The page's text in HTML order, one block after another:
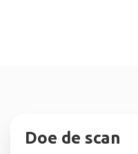
Doe de scan